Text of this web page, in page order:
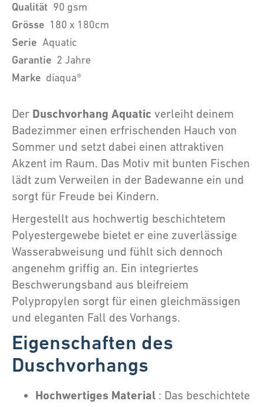
Qualität 90 gsm
Grösse 180 x 180cm
Serie Aquatic
Garantie 2 Jahre
Marke diaqua®
Der Duschvorhang Aquatic verleiht deinem
Badezimmer einen erfrischenden Hauch von
Sommer und setzt dabei einen attraktiven
Akzent im Raum. Das Motiv mit bunten Fischen
lädt zum Verweilen in der Badewanne ein und
sorgt für Freude bei Kindern.
Hergestellt aus hochwertig beschichtetem
Polyestergewebe bietet er eine zuverlässige
Wasserabweisung und fühlt sich dennoch
angenehm griffig an. Ein integriertes
Beschwerungsband aus bleifreiem
Polypropylen sorgt für einen gleichmässigen
und eleganten Fall des Vorhangs.
Eigenschaften des
Duschvorhangs
Hochwertiges Material : Das beschichtete